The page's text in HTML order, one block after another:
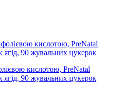
кислотою, PreNatal
90 жувальних цукерок